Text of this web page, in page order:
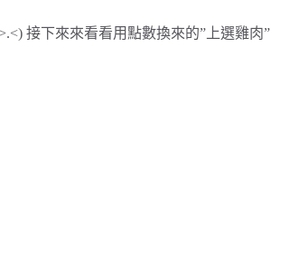
接下來來看看用點數換來的”上選雞肉”